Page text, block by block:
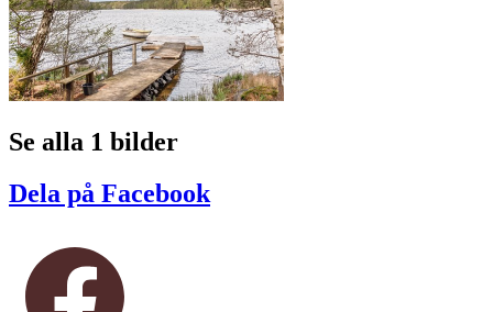
Se alla 1 bilder
Dela på Facebook